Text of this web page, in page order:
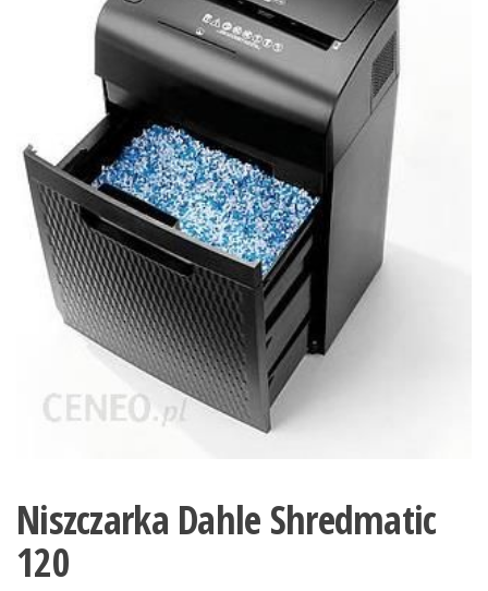
Niszczarka Dahle Shredmatic
120